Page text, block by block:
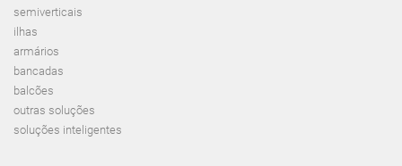
semiverticais
ilhas
armários
bancadas
balcões
outras soluções
soluções inteligentes